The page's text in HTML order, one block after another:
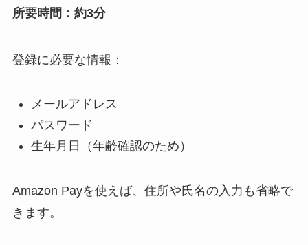
所要時間：約3分
登録に必要な情報：
メールアドレス
パスワード
生年月日（年齢確認のため）
Amazon Payを使えば、住所や氏名の入力も省略で
きます。